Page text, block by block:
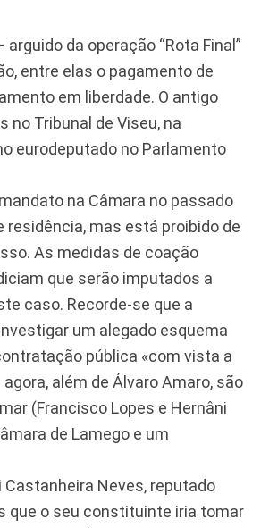
da operação “Rota Final”
entre elas o pagamento de
em liberdade. O antigo
no Tribunal de Viseu, na
eurodeputado no Parlamento
na Câmara no passado
residência, mas está proibido de
As medidas de coação
que serão imputados a
caso. Recorde-se que a
um alegado esquema
pública «com vista a
além de Álvaro Amaro, são
(Francisco Lopes e Hernâni
de Lamego e um
Neves, reputado
que o seu constituinte iria tomar